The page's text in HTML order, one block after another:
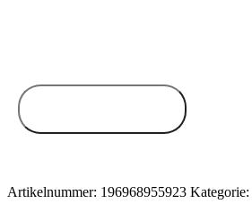
Artikelnummer: 196968955923 Kategorie: